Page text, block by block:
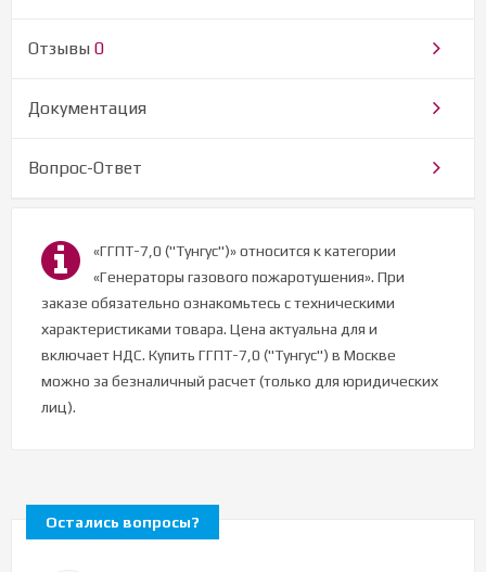
Отзывы 0
Документация
Вопрос-Ответ
«ГГПТ-7,0 ("Тунгус")» относится к категории
«Генераторы газового пожаротушения». При
заказе обязательно ознакомьтесь с техническими
характеристиками товара. Цена актуальна для и
включает НДС. Купить ГГПТ-7,0 ("Тунгус") в Москве
можно за безналичный расчет (только для юридических
лиц).
Остались вопросы?